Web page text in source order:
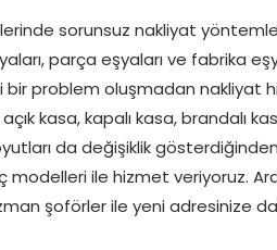
sorunsuz nakliyat
parça eşyaları ve fabrika
bir problem oluşmadan
kasa, kapalı kasa, brandalı
da değişiklik
ile hizmet veriyoruz. Araç
şoförler ile yeni adresinize